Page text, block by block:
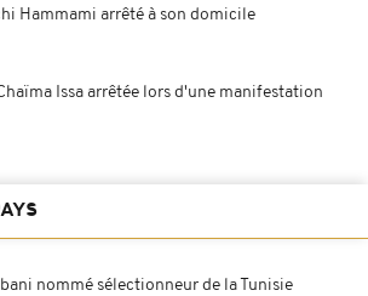
Hammami arrêté à son domicile
Issa arrêtée lors d'une manifestation
nommé sélectionneur de la Tunisie